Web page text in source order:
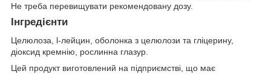
Не треба перевищувати рекомендовану дозу.
Інгредієнти
Целюлоза, l-лейцин, оболонка з целюлози та гліцерину,
діоксид кремнію, рослинна глазур.
Цей продукт виготовлений на підприємстві, що має